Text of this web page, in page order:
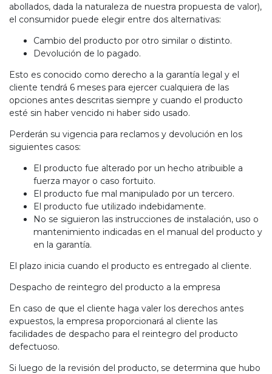
abollados, dada la naturaleza de nuestra propuesta de valor),
el consumidor puede elegir entre dos alternativas:
Cambio del producto por otro similar o distinto.
Devolución de lo pagado.
Esto es conocido como derecho a la garantía legal y el
cliente tendrá 6 meses para ejercer cualquiera de las
opciones antes descritas siempre y cuando el producto
esté sin haber vencido ni haber sido usado.
Perderán su vigencia para reclamos y devolución en los
siguientes casos:
El producto fue alterado por un hecho atribuible a
fuerza mayor o caso fortuito.
El producto fue mal manipulado por un tercero.
El producto fue utilizado indebidamente.
No se siguieron las instrucciones de instalación, uso o
mantenimiento indicadas en el manual del producto y
en la garantía.
El plazo inicia cuando el producto es entregado al cliente.
Despacho de reintegro del producto a la empresa
En caso de que el cliente haga valer los derechos antes
expuestos, la empresa proporcionará al cliente las
facilidades de despacho para el reintegro del producto
defectuoso.
Si luego de la revisión del producto, se determina que hubo